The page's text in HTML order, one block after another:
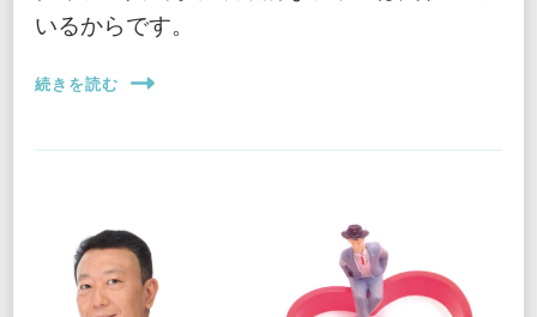
いるからです。
続きを読む